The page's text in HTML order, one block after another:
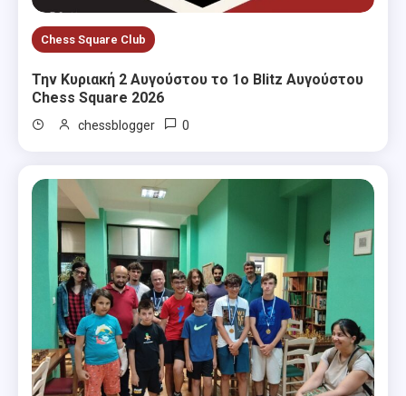
Chess Square Club
Την Κυριακή 2 Αυγούστου το 1ο Blitz Αυγούστου
Chess Square 2026
chessblogger 0